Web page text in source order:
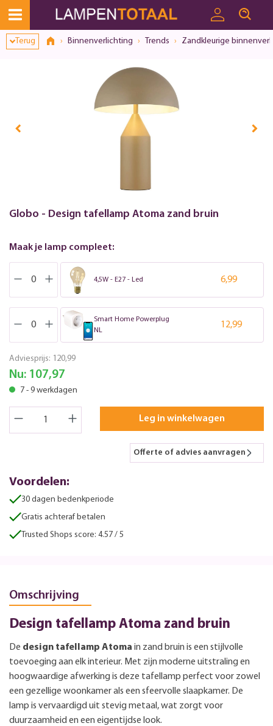
Terug Binnenverlichting Trends Zandkleurige
Globo - Design tafellamp Atoma zand bruin
Maak je lamp compleet:
4,5W - E27 - Led 6,99
Smart Home Powerplug
NL
12,99
Adviesprijs: 120,99
Nu: 107,97
7 - 9 werkdagen
Leg in winkelwagen
Offerte of advies aanvragen
Voordelen:
30 dagen bedenkperiode
Gratis achteraf betalen
Trusted Shops score: 4.57 / 5
Omschrijving
Design tafellamp Atoma zand bruin
De design tafellamp Atoma in zand bruin is een stijlvolle
toevoeging aan elk interieur. Met zijn moderne uitstraling en
hoogwaardige afwerking is deze tafellamp perfect voor zowel
een gezellige woonkamer als een sfeervolle slaapkamer. De
lamp is vervaardigd uit stevig metaal, wat zorgt voor
duurzaamheid en een eigentijdse look.